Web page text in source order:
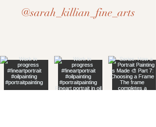
@sarah_killian_fine_arts